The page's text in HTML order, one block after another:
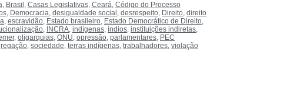
, Brasil , Casas Legislativas, Ceará, Código do Processo
, Democracia, desigualdade social , desrespeito, Direito, direito
, escravidão, Estado brasileiro, Estado Democrático de Direito,
, INCRA, indígenas, índios, instituições indiretas,
, oligarquias, ONU, opressão, parlamentares, PEC
, sociedade, terras indígenas, trabalhadores, violação